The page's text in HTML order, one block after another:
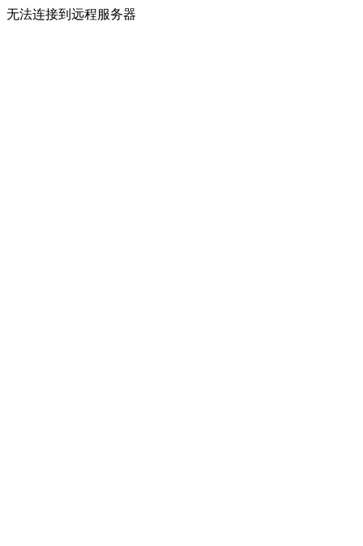
无法连接到远程服务器